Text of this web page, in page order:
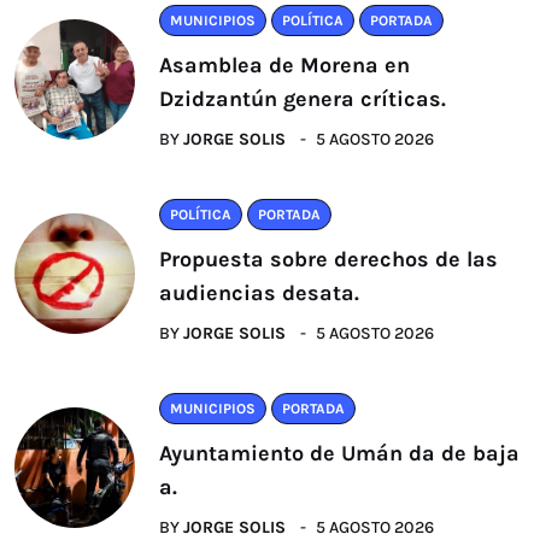
MUNICIPIOS POLÍTICA PORTADA
Asamblea de Morena en
Dzidzantún genera críticas.
BYJORGE SOLIS 5 AGOSTO 2026
POLÍTICA PORTADA
Propuesta sobre derechos de las
audiencias desata.
BYJORGE SOLIS 5 AGOSTO 2026
MUNICIPIOS PORTADA
Ayuntamiento de Umán da de baja
a.
BYJORGE SOLIS 5 AGOSTO 2026